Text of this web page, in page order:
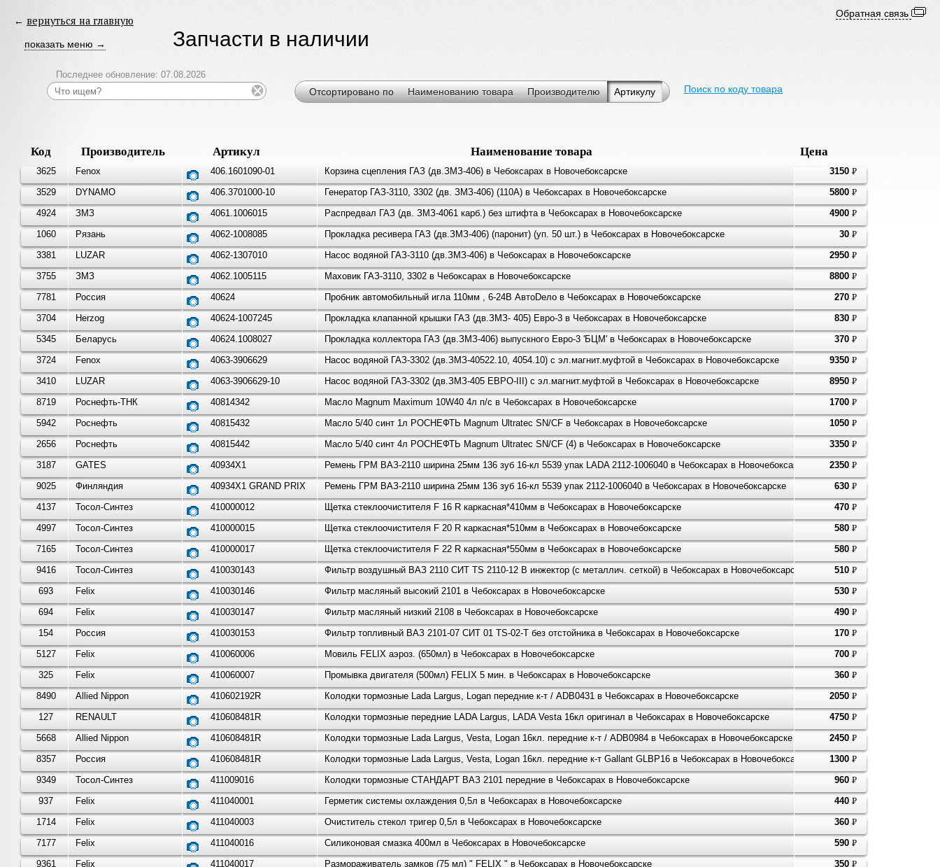
показать меню →
← вернуться на главную
Обратная связь
Запчасти в наличии
Последнее обновление: 07.08.2026
Отсортировано по Наименованию товара Производителю Артикулу Поиск по коду товара
Код Производитель Артикул Наименование товара Цена
3625 Fenox 406.1601090-01 Корзина сцепления ГАЗ (дв.ЗМЗ-406) в Чебоксарах в Новочебоксарске 3150 PУБ.
3529
DYNAMO 406.3701000-10 Генератор ГАЗ-3110, 3302 (дв. ЗМЗ-406) (110А) в Чебоксарах в Новочебоксарске 5800 PУБ.
4924
ЗМЗ 4061.1006015 Распредвал ГАЗ (дв. ЗМЗ-4061 карб.) без штифта в Чебоксарах в Новочебоксарске 4900 PУБ.
1060
Рязань 4062-1008085 Прокладка ресивера ГАЗ (дв.ЗМЗ-406) (паронит) (уп. 50 шт.) в Чебоксарах в Новочебоксарске 30 PУБ.
3381
LUZAR 4062-1307010 Насос водяной ГАЗ-3110 (дв.ЗМЗ-406) в Чебоксарах в Новочебоксарске 2950 PУБ.
3755
ЗМЗ 4062.1005115 Маховик ГАЗ-3110, 3302 в Чебоксарах в Новочебоксарске 8800 PУБ.
7781
Россия 40624 Пробник автомобильный игла 110мм , 6-24В АвтоDело в Чебоксарах в Новочебоксарске 270 PУБ.
3704
Herzog 40624-1007245 Прокладка клапанной крышки ГАЗ (дв.ЗМЗ- 405) Евро-3 в Чебоксарах в Новочебоксарске 830 PУБ.
5345
Беларусь 40624.1008027 Прокладка коллектора ГАЗ (дв.ЗМЗ-406) выпускного Евро-3 'БЦМ' в Чебоксарах в Новочебоксарске 370 PУБ.
3724
Fenox 4063-3906629 Насос водяной ГАЗ-3302 (дв.ЗМЗ-40522.10, 4054.10) с эл.магнит.муфтой в Чебоксарах в Новочебоксарске 9350 PУБ.
3410
LUZAR 4063-3906629-10 Насос водяной ГАЗ-3302 (дв.ЗМЗ-405 ЕВРО-III) с эл.магнит.муфтой в Чебоксарах в Новочебоксарске 8950 PУБ.
8719
Роснефть-ТНК 40814342 Масло Magnum Maximum 10W40 4л п/с в Чебоксарах в Новочебоксарске 1700 PУБ.
5942
Роснефть 40815432 Масло 5/40 синт 1л РОСНЕФТЬ Magnum Ultratec SN/CF в Чебоксарах в Новочебоксарске 1050 PУБ.
2656
Роснефть 40815442 Масло 5/40 синт 4л РОСНЕФТЬ Magnum Ultratec SN/CF (4) в Чебоксарах в Новочебоксарске 3350 PУБ.
3187
GATES 40934X1 Ремень ГРМ ВАЗ-2110 ширина 25мм 136 зуб 16-кл 5539 упак LADA 2112-1006040 в Чебоксарах в Новочебоксарске 2350 PУБ.
9025
Финляндия 40934X1 GRAND PRIX Ремень ГРМ ВАЗ-2110 ширина 25мм 136 зуб 16-кл 5539 упак 2112-1006040 в Чебоксарах в Новочебоксарске 630 PУБ.
4137
Тосол-Синтез 410000012 Щетка стеклоочистителя F 16 R каркасная*410мм в Чебоксарах в Новочебоксарске 470 PУБ.
4997
Тосол-Синтез 410000015 Щетка стеклоочистителя F 20 R каркасная*510мм в Чебоксарах в Новочебоксарске 580 PУБ.
7165
Тосол-Синтез 410000017 Щетка стеклоочистителя F 22 R каркасная*550мм в Чебоксарах в Новочебоксарске 580 PУБ.
9416
Тосол-Синтез 410030143 Фильтр воздушный ВАЗ 2110 СИТ TS 2110-12 В инжектор (с металлич. сеткой) в Чебоксарах в Новочебоксарске 510 PУБ.
693
Felix 410030146 Фильтр масляный высокий 2101 в Чебоксарах в Новочебоксарске 530 PУБ.
694
Felix 410030147 Фильтр масляный низкий 2108 в Чебоксарах в Новочебоксарске 490 PУБ.
154
Россия 410030153 Фильтр топливный ВАЗ 2101-07 СИТ 01 TS-02-Т без отстойника в Чебоксарах в Новочебоксарске 170 PУБ.
5127
Felix 410060006 Мовиль FELIX аэроз. (650мл) в Чебоксарах в Новочебоксарске 700 PУБ.
325
Felix 410060007 Промывка двигателя (500мл) FELIX 5 мин. в Чебоксарах в Новочебоксарске 360 PУБ.
8490
Allied Nippon 410602192R Колодки тормозные Lada Largus, Logan передние к-т / ADB0431 в Чебоксарах в Новочебоксарске 2050 PУБ.
127
RENAULT 410608481R Колодки тормозные передние LADA Largus, LADA Vesta 16кл оригинал в Чебоксарах в Новочебоксарске 4750 PУБ.
5668
Allied Nippon 410608481R Колодки тормозные Lada Largus, Vesta, Logan 16кл. передние к-т / ADB0984 в Чебоксарах в Новочебоксарске 2450 PУБ.
8357
Россия 410608481R Колодки тормозные Lada Largus, Vesta, Logan 16кл. передние к-т Gallant GLBP16 в Чебоксарах в Новочебоксарске 1300 PУБ.
9349
Тосол-Синтез 411009016 Колодки тормозные СТАНДАРТ ВАЗ 2101 передние в Чебоксарах в Новочебоксарске 960 PУБ.
937
Felix 411040001 Герметик системы охлаждения 0,5л в Чебоксарах в Новочебоксарске 440 PУБ.
1714
Felix 411040003 Очиститель стекол тригер 0,5л в Чебоксарах в Новочебоксарске 360 PУБ.
7177
Felix 411040016 Силиконовая смазка 400мл в Чебоксарах в Новочебоксарске 590 PУБ.
9361
Felix 411040017 Размораживатель замков (75 мл) " FELIX " в Чебоксарах в Новочебоксарске 350 PУБ.